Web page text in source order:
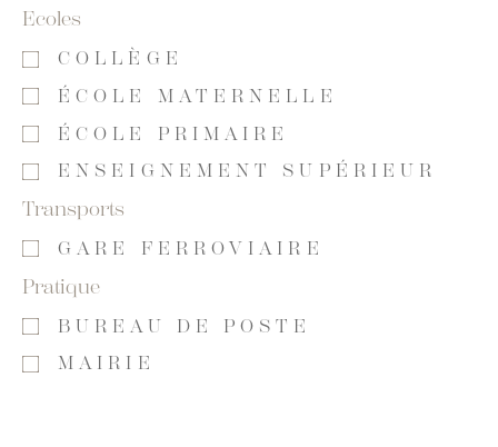
Ecoles
COLLÈGE
ÉCOLE MATERNELLE
ÉCOLE PRIMAIRE
ENSEIGNEMENT SUPÉRIEUR
Transports
GARE FERROVIAIRE
Pratique
BUREAU DE POSTE
MAIRIE